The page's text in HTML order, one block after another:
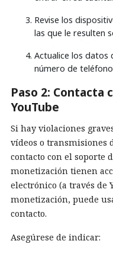
Revise los
las que le resulten
Actualice los datos
número de
Paso 2: Contacta
YouTube
Si hay violaciones
vídeos o transmisiones
contacto con el soporte
monetización tienen
electrónico (a través de
monetización, puede
contacto.
Asegúrese de indicar: